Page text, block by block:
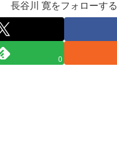
長谷川 寛をフォローする
0